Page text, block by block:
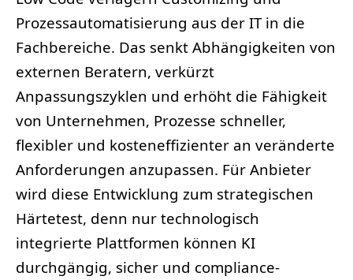
Prozessautomatisierung aus der IT in die
Fachbereiche. Das senkt Abhängigkeiten von
externen Beratern, verkürzt
Anpassungszyklen und erhöht die Fähigkeit
von Unternehmen, Prozesse schneller,
flexibler und kosteneffizienter an veränderte
Anforderungen anzupassen. Für Anbieter
wird diese Entwicklung zum strategischen
Härtetest, denn nur technologisch
integrierte Plattformen können KI
durchgängig, sicher und compliance-